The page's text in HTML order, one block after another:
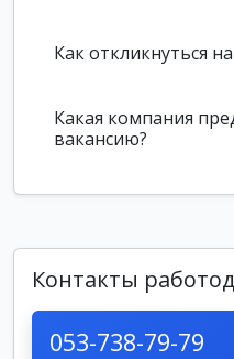
Как откликнуться
Какая компания
вакансию?
Контакты
053-738-79-79